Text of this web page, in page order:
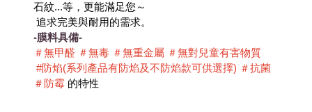
石紋...等，更能滿足您～
追求完美與耐用的需求。
-膜料具備-
＃無甲醛 ＃無毒 ＃無重金屬 ＃無對兒童有害物質
＃防霉 的特性